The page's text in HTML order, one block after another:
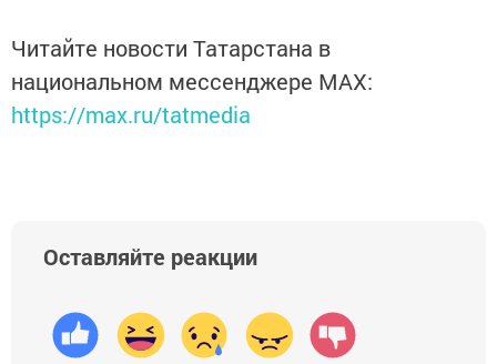
Читайте новости Татарстана в
национальном мессенджере MАХ:
https://max.ru/tatmedia
Оставляйте реакции